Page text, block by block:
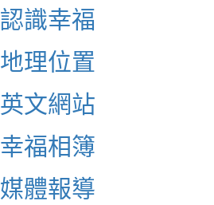
認識幸福
地理位置
英文網站
幸福相簿
媒體報導